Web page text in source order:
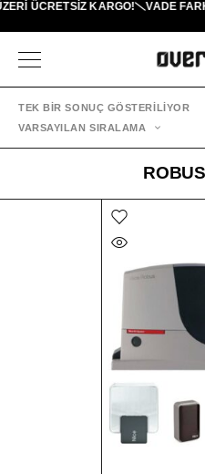
ÜCRETSİZ KARGO! VADE
TEK BIR SONUÇ GÖSTERILIYOR
VARSAYILAN SIRALAMA